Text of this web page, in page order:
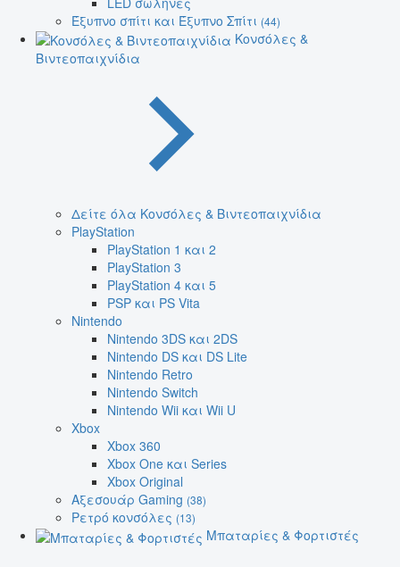
Έξυπνο σπίτι και Έξυπνο Σπίτι (44)
Κονσόλες &
Βιντεοπαιχνίδια
Δείτε όλα Κονσόλες & Βιντεοπαιχνίδια
PlayStation
PlayStation 1 και 2
PlayStation 3
PlayStation 4 και 5
PSP και PS Vita
Nintendo
Nintendo 3DS και 2DS
Nintendo DS και DS Lite
Nintendo Retro
Nintendo Switch
Nintendo Wii και Wii U
Xbox
Xbox 360
Xbox One και Series
Xbox Original
Αξεσουάρ Gaming (38)
Ρετρό κονσόλες (13)
Μπαταρίες & Φορτιστές